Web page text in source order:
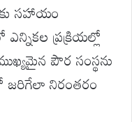
సహాయం
ప్రక్రియల్లో
పౌర సంస్థను
జరిగేలా నిరంతరం